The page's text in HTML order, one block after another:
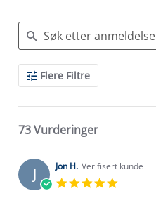
Search
ReviewsFlere Filtre
73 Vurderinger
J Jon H. Verifisert kunde